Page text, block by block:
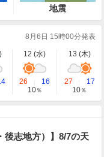
地震
8月6日 15時00分発表
) 12 (水) 13 (木)
26
16
10％
27
17
10％
後志地方）】8/7の天